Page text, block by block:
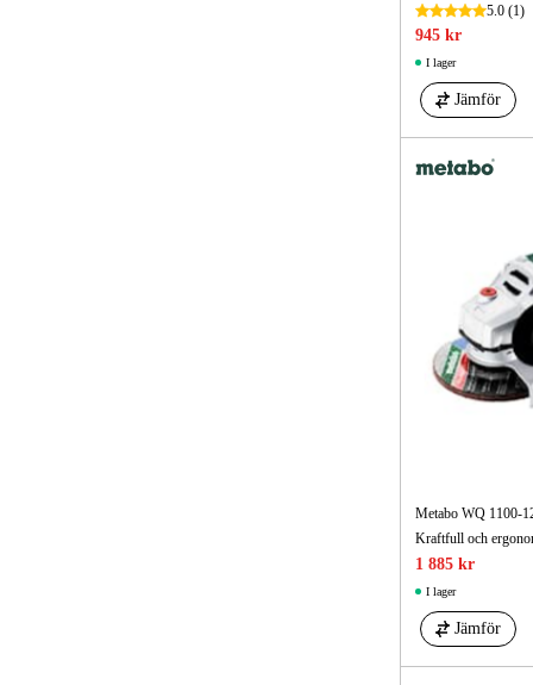
5.0(1)
945 kr
I lager
Jämför
Metabo WQ 1100-
1 885 kr
I lager
Jämför